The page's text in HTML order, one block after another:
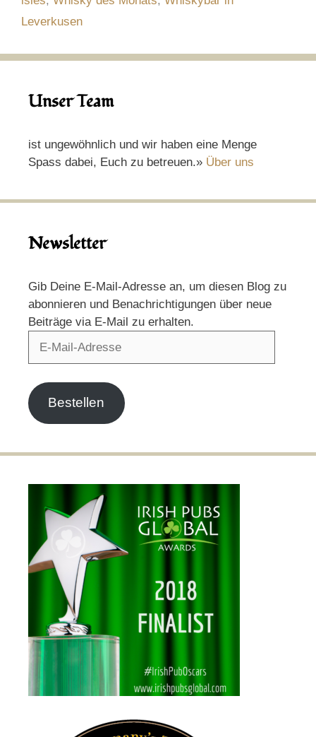
Leverkusen
Unser Team
ist ungewöhnlich und wir haben eine Menge
Spass dabei, Euch zu betreuen.» Über uns
Newsletter
Gib Deine E-Mail-Adresse an, um diesen Blog zu
abonnieren und Benachrichtigungen über neue
Beiträge via E-Mail zu erhalten.
Bestellen